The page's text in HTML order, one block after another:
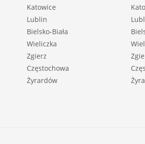
Katowice
Lublin
Bielsko-Biała
Wieliczka
Zgierz
Częstochowa
Żyrardów